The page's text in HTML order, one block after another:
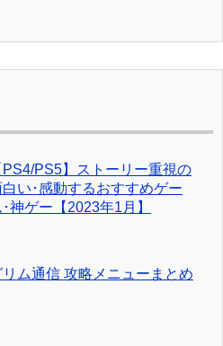
PS4/PS5】ストーリー重視の
白い･感動するおすすめゲー
･神ゲー【2023年1月】
リム通信 攻略メニューまとめ